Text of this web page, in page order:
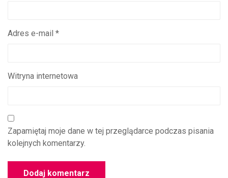
Adres e-mail *
Witryna internetowa
Zapamiętaj moje dane w tej przeglądarce podczas pisania
kolejnych komentarzy.